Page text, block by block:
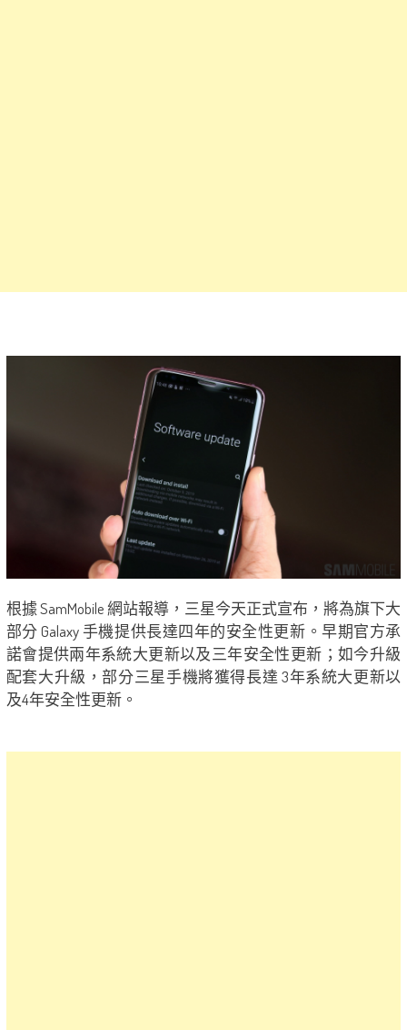
根據 SamMobile 網站報導，三星今天正式宣布，將為旗下大
部分 Galaxy 手機提供長達四年的安全性更新。早期官方承
諾會提供兩年系統大更新以及三年安全性更新；如今升級
配套大升級，部分三星手機將獲得長達 3年系統大更新以
及4年安全性更新。